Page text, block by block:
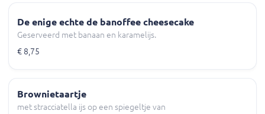
De enige echte de banoffee cheesecake
Geserveerd met banaan en karamelijs.
€ 8,75
Brownietaartje
met stracciatella ijs op een spiegeltje van